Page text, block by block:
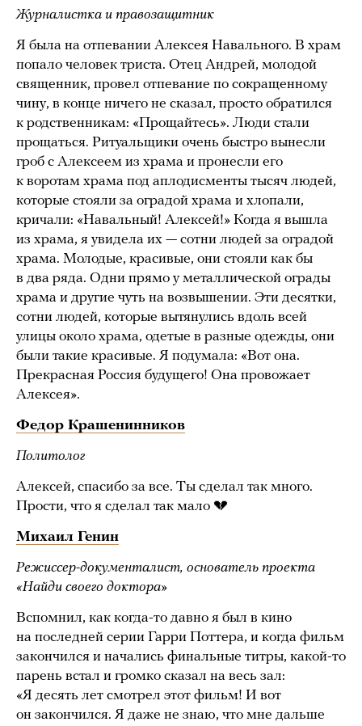
Журналистка и правозащитник
Я была на отпевании Алексея Навального. В храм
попало человек триста. Отец Андрей, молодой
священник, провел отпевание по сокращенному
чину, в конце ничего не сказал, просто обратился
к родственникам: «Прощайтесь». Люди стали
прощаться. Ритуальщики очень быстро вынесли
гроб с Алексеем из храма и пронесли его
к воротам храма под аплодисменты тысяч людей,
которые стояли за оградой храма и хлопали,
кричали: «Навальный! Алексей!» Когда я вышла
из храма, я увидела их — сотни людей за оградой
храма. Молодые, красивые, они стояли как бы
в два ряда. Одни прямо у металлической ограды
храма и другие чуть на возвышении. Эти десятки,
сотни людей, которые вытянулись вдоль всей
улицы около храма, одетые в разные одежды, они
были такие красивые. Я подумала: «Вот она.
Прекрасная Россия будущего! Она провожает
Алексея».
Федор Крашенинников
Политолог
Алексей, спасибо за все. Ты сделал так много.
Прости, что я сделал так мало 💔
Михаил Генин
Режиссер-документалист, основатель проекта
«Найди своего доктора»
Вспомнил, как когда-то давно я был в кино
на последней серии Гарри Поттера, и когда фильм
закончился и начались финальные титры, какой-то
парень встал и громко сказал на весь зал:
«Я десять лет смотрел этот фильм! И вот
он закончился. Я даже не знаю, что мне дальше